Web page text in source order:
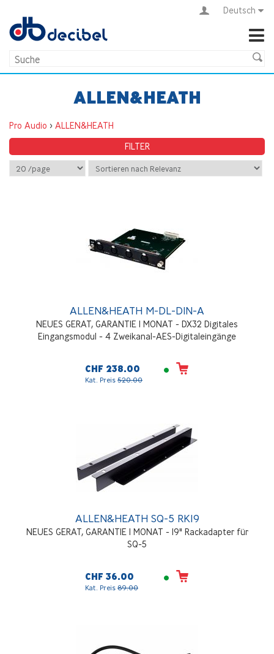
Deutsch
ALLEN&HEATH
Pro Audio > ALLEN&HEATH
FILTER
ALLEN&HEATH M-DL-DIN-A
NEUES GERAT, GARANTIE 1 MONAT - DX32 Digitales
Eingangsmodul - 4 Zweikanal-AES-Digitaleingänge
CHF 238.00
Kat. Preis 520.00
ALLEN&HEATH SQ-5 RK19
NEUES GERAT, GARANTIE 1 MONAT - 19" Rackadapter für
SQ-5
CHF 36.00
Kat. Preis 89.00